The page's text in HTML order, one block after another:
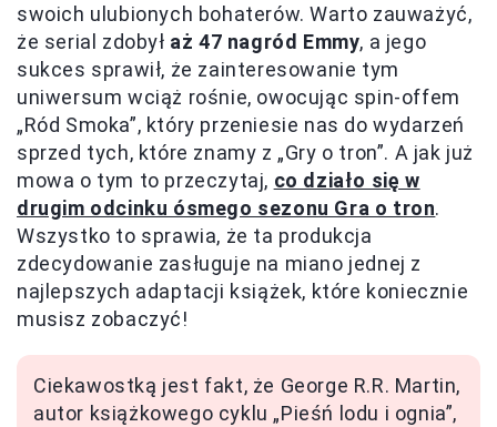
swoich ulubionych bohaterów. Warto zauważyć,
że serial zdobył aż 47 nagród Emmy, a jego
sukces sprawił, że zainteresowanie tym
uniwersum wciąż rośnie, owocując spin-offem
„Ród Smoka”, który przeniesie nas do wydarzeń
sprzed tych, które znamy z „Gry o tron”. A jak już
mowa o tym to przeczytaj, co działo się w
drugim odcinku ósmego sezonu Gra o tron.
Wszystko to sprawia, że ta produkcja
zdecydowanie zasługuje na miano jednej z
najlepszych adaptacji książek, które koniecznie
musisz zobaczyć!
Ciekawostką jest fakt, że George R.R. Martin,
autor książkowego cyklu „Pieśń lodu i ognia”,